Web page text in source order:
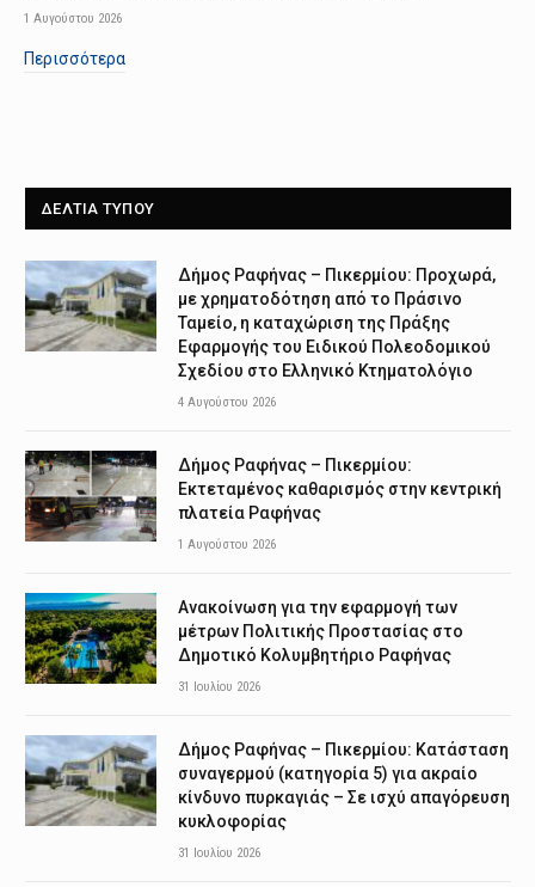
1 Αυγούστου 2026
Περισσότερα
ΔΕΛΤΙΑ ΤΥΠΟΥ
Δήμος Ραφήνας – Πικερμίου: Προχωρά,
με χρηματοδότηση από το Πράσινο
Ταμείο, η καταχώριση της Πράξης
Εφαρμογής του Ειδικού Πολεοδομικού
Σχεδίου στο Ελληνικό Κτηματολόγιο
4 Αυγούστου 2026
Δήμος Ραφήνας – Πικερμίου:
Εκτεταμένος καθαρισμός στην κεντρική
πλατεία Ραφήνας
1 Αυγούστου 2026
Ανακοίνωση για την εφαρμογή των
μέτρων Πολιτικής Προστασίας στο
Δημοτικό Κολυμβητήριο Ραφήνας
31 Ιουλίου 2026
Δήμος Ραφήνας – Πικερμίου: Κατάσταση
συναγερμού (κατηγορία 5) για ακραίο
κίνδυνο πυρκαγιάς – Σε ισχύ απαγόρευση
κυκλοφορίας
31 Ιουλίου 2026